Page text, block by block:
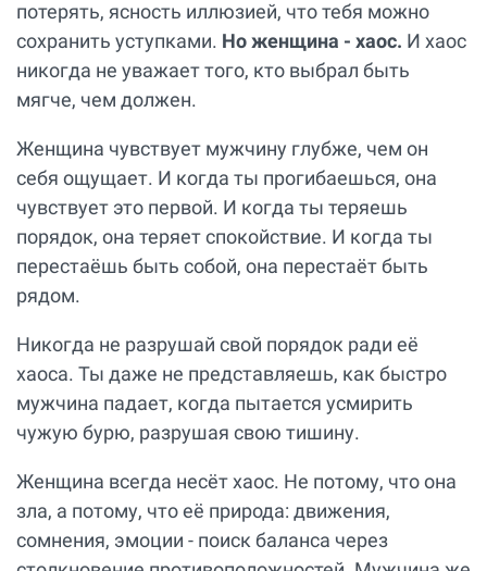
потерять, ясность иллюзией, что тебя можно
сохранить уступками. Но женщина - хаос. И хаос
никогда не уважает того, кто выбрал быть
мягче, чем должен.
Женщина чувствует мужчину глубже, чем он
себя ощущает. И когда ты прогибаешься, она
чувствует это первой. И когда ты теряешь
порядок, она теряет спокойствие. И когда ты
перестаёшь быть собой, она перестаёт быть
рядом.
Никогда не разрушай свой порядок ради её
хаоса. Ты даже не представляешь, как быстро
мужчина падает, когда пытается усмирить
чужую бурю, разрушая свою тишину.
Женщина всегда несёт хаос. Не потому, что она
зла, а потому, что её природа: движения,
сомнения, эмоции - поиск баланса через